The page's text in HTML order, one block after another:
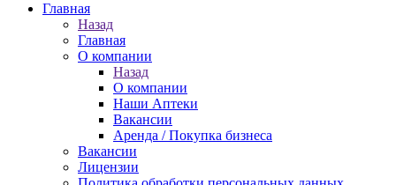
Главная
Назад
Главная
О компании
Назад
О компании
Наши Аптеки
Вакансии
Аренда / Покупка бизнеса
Вакансии
Лицензии